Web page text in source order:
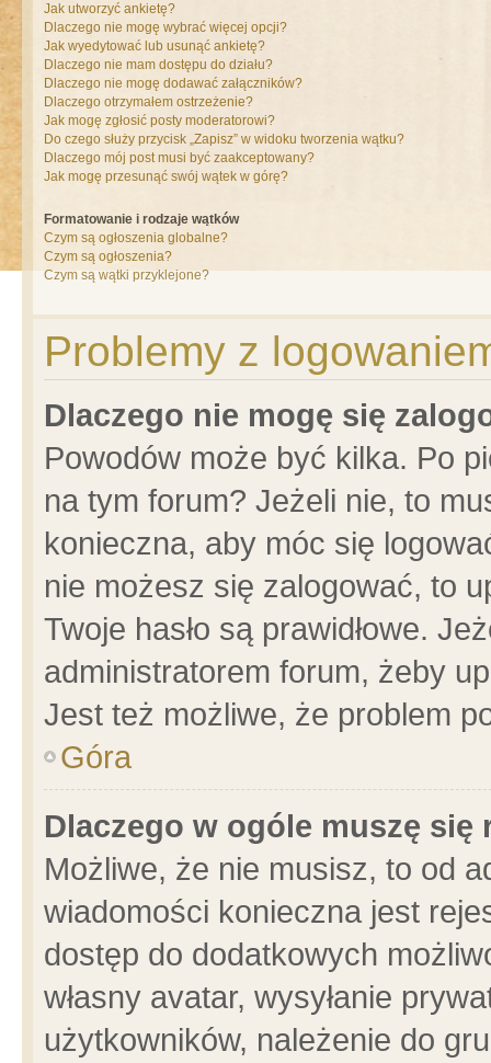
Jak utworzyć ankietę?
Dlaczego nie mogę wybrać więcej opcji?
Jak wyedytować lub usunąć ankietę?
Dlaczego nie mam dostępu do działu?
Dlaczego nie mogę dodawać załączników?
Dlaczego otrzymałem ostrzeżenie?
Jak mogę zgłosić posty moderatorowi?
Do czego służy przycisk „Zapisz” w widoku tworzenia wątku?
Dlaczego mój post musi być zaakceptowany?
Jak mogę przesunąć swój wątek w górę?
Formatowanie i rodzaje wątków
Czym są ogłoszenia globalne?
Czym są ogłoszenia?
Czym są wątki przyklejone?
Problemy z
Dlaczego nie mogę się
Powodów może być kilka. Po
na tym forum? Jeżeli nie, to
konieczna, aby móc się
nie możesz się zalogować, to
Twoje hasło są prawidłowe.
administratorem forum, żeby
Jest też możliwe, że problem
Góra
Dlaczego w ogóle muszę się
Możliwe, że nie musisz, to od
wiadomości konieczna jest
dostęp do dodatkowych
własny avatar, wysyłanie
użytkowników, należenie do